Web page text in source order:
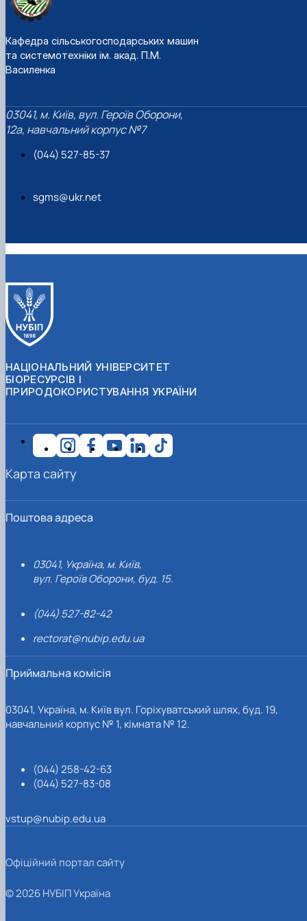
Кафедра сільськогосподарських машин
та системотехніки ім. акад. П.М.
Василенка
03041, м. Київ, вул. Героїв Оборони,
12а, навчальний корпус №7
(044) 527-85-37
sgms@ukr.net
НАЦІОНАЛЬНИЙ УНІВЕРСИТЕТ
БІОРЕСУРСІВ І
ПРИРОДОКОРИСТУВАННЯ УКРАЇНИ
Поштова адреса
03041, Україна, м. Київ,
вул. Героїв Оборони, буд. 15.
(044) 527-82-42
rectorat@nubip.edu.ua
Приймальна комісія
03041, Україна, м. Київ вул. Горіхуватський шлях, буд. 19,
навчальний корпус № 1, кімната № 12.
(044) 258-42-63
(044) 527-83-08
vstup@nubip.edu.ua
Карта сайту
Офіційний портал сайту
© 2026 НУБІП Україна